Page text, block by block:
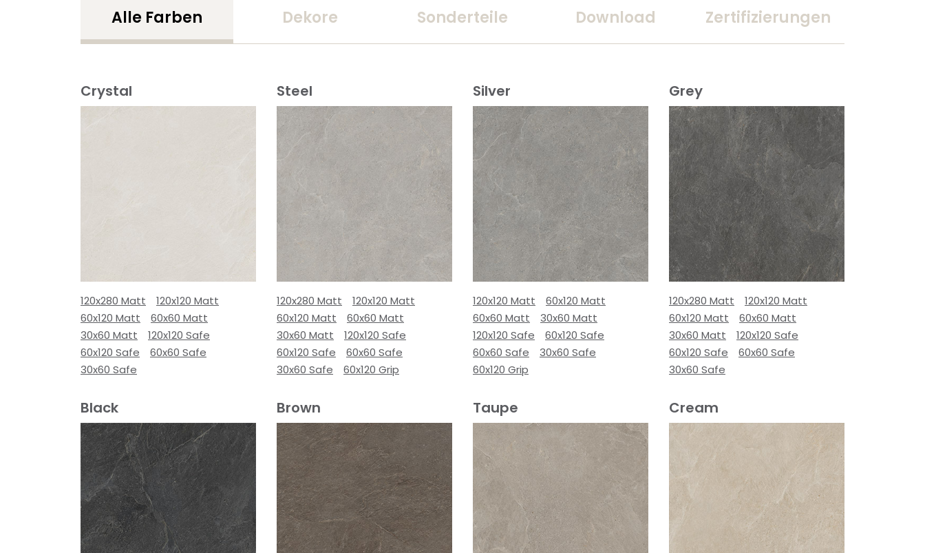
Alle Farben Dekore Sonderteile Download Zertifizierungen
Crystal
120x280 Matt
120x120 Matt
60x120 Matt
60x60 Matt
30x60 Matt
120x120 Safe
60x120 Safe
60x60 Safe
30x60 Safe
Steel
120x280 Matt
120x120 Matt
60x120 Matt
60x60 Matt
30x60 Matt
120x120 Safe
60x120 Safe
60x60 Safe
30x60 Safe
60x120 Grip
Silver
120x120 Matt
60x120 Matt
60x60 Matt
30x60 Matt
120x120 Safe
60x120 Safe
60x60 Safe
30x60 Safe
60x120 Grip
Grey
120x280 Matt
120x120 Matt
60x120 Matt
60x60 Matt
30x60 Matt
120x120 Safe
60x120 Safe
60x60 Safe
30x60 Safe
Black Brown Taupe Cream